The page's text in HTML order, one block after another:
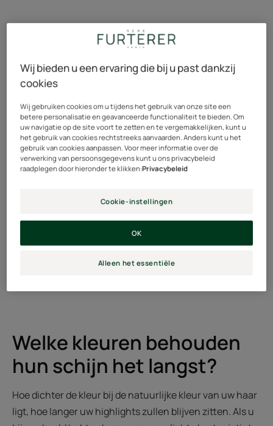
Welke kleuren behouden
hun schijn het langst?
Hoe dichter de kleur bij de natuurlijke kleur van uw haar
ligt, hoe langer uw highlights zullen blijven zitten. Als u
Wij bieden u een ervaring die bij u past dankzij
cookies
Wij gebruiken cookies om u tijdens het gebruik van onze site een
betere personalisatie en geavanceerde functionaliteit te bieden. Om
uw navigatie op de site voort te zetten en te vergemakkelijken, kunt u
het gebruik van cookies rechtstreeks aanvaarden. Anders kunt u het
gebruik van cookies aanpassen. Voor meer informatie over de
verwerking van persoonsgegevens kunt u ons privacybeleid
raadplegen door hieronder te klikken:Privacybeleid
Cookie-instellingen
Alleen het essentiële
OK